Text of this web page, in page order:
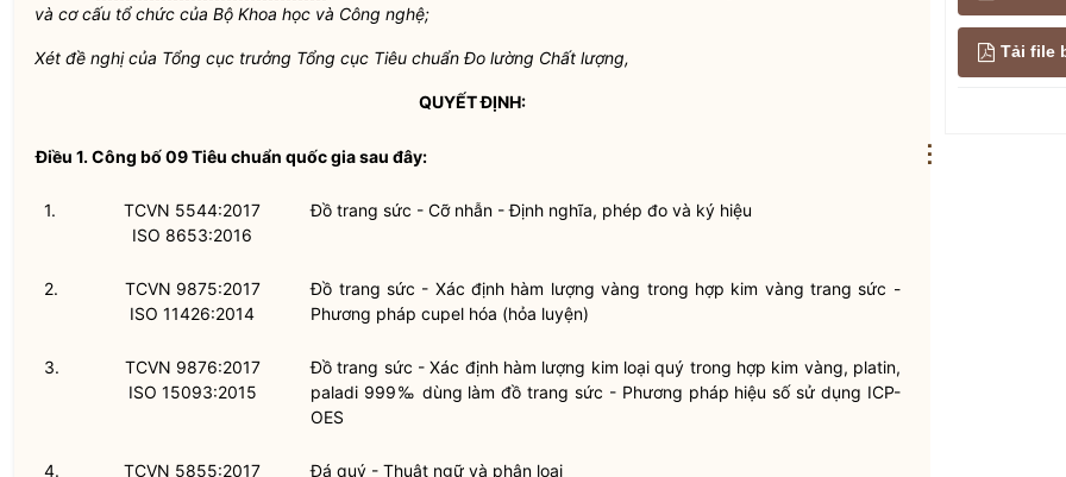
và cơ cấu tổ chức của Bộ Khoa học và Công nghệ;
Xét đề nghị của Tổng cục trưởng Tổng cục Tiêu chuẩn Đo lường Chất lượng,
QUYẾT ĐỊNH:
Điều 1.Công bố 09Tiêu chuẩn quốc giasau đây:
1.
TCVN 5544:2017
ISO 8653:2016
Đồ trang sức - Cỡ nhẫn - Định nghĩa, phép đo và ký hiệu
2.
TCVN 9875:2017
ISO 11426:2014
Đồ trang sức - Xác định hàm lượng vàng trong hợp kim vàng trang sức -
Phương pháp cupel hóa (hỏa luyện)
3.
TCVN 9876:2017
ISO 15093:2015
Đồ trang sức - Xác định hàm lượng kim loại quý trong hợp kim vàng, platin,
paladi 999‰ dùng làm đồ trang sức - Phương pháp hiệu số sử dụng ICP-
OES
4. TCVN 5855:2017 Đá quý - Thuật ngữ và phân loại
Tải file
⋮